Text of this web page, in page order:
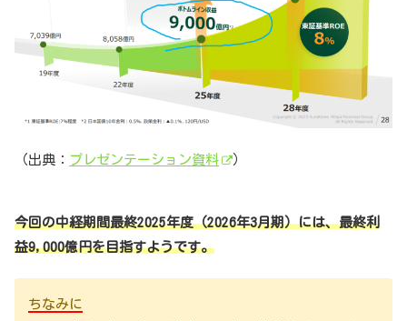
（出典： プレゼンテーション資料 ）
今回の中経期間最終2025年度（2026年3月期）には、最終利
益9,000億円を目指すようです。
ちなみに